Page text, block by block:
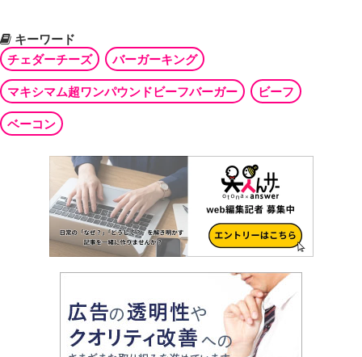
キーワード
チェダーチーズ
バーガーキング
マキシマム超ワンパウンドビーフバーガー ビーフ
ベーコン